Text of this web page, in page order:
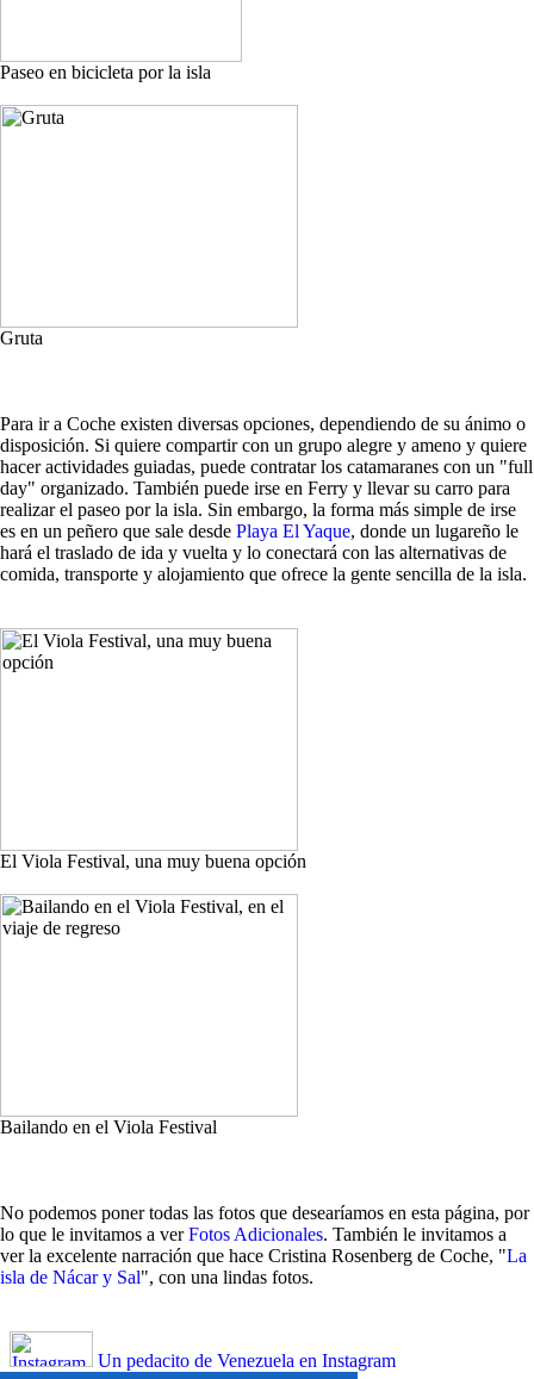
Paseo en bicicleta por la isla
Gruta
Para ir a Coche existen diversas opciones, dependiendo de su ánimo o
disposición. Si quiere compartir con un grupo alegre y ameno y quiere
hacer actividades guiadas, puede contratar los catamaranes con un "full
day" organizado. También puede irse en Ferry y llevar su carro para
realizar el paseo por la isla. Sin embargo, la forma más simple de irse
es en un peñero que sale desde Playa El Yaque, donde un lugareño le
hará el traslado de ida y vuelta y lo conectará con las alternativas de
comida, transporte y alojamiento que ofrece la gente sencilla de la isla.
El Viola Festival, una muy buena opción
Bailando en el Viola Festival
No podemos poner todas las fotos que desearíamos en esta página, por
lo que le invitamos a verFotos Adicionales. También le invitamos a
ver la excelente narración que hace Cristina Rosenberg de Coche, "La
isla de Nácar y Sal", con una lindas fotos.
Un pedacito de Venezuela en Instagram